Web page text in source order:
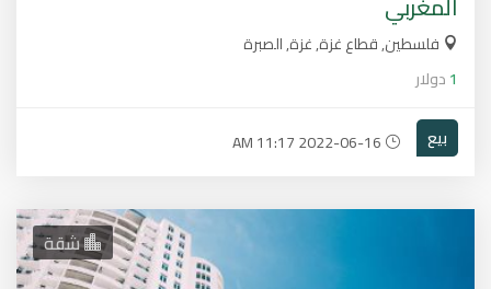
فلسطين, قطاع غزة, غزة, الصبرة
1دولار
بيع
شقة